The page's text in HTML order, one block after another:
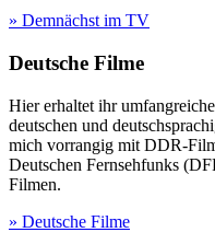
» Demnächst im TV
Deutsche Filme
Hier erhaltet ihr
deutschen und
mich vorrangig mit DDR-
Deutschen Fernsehfunks
Filmen.
» Deutsche Filme